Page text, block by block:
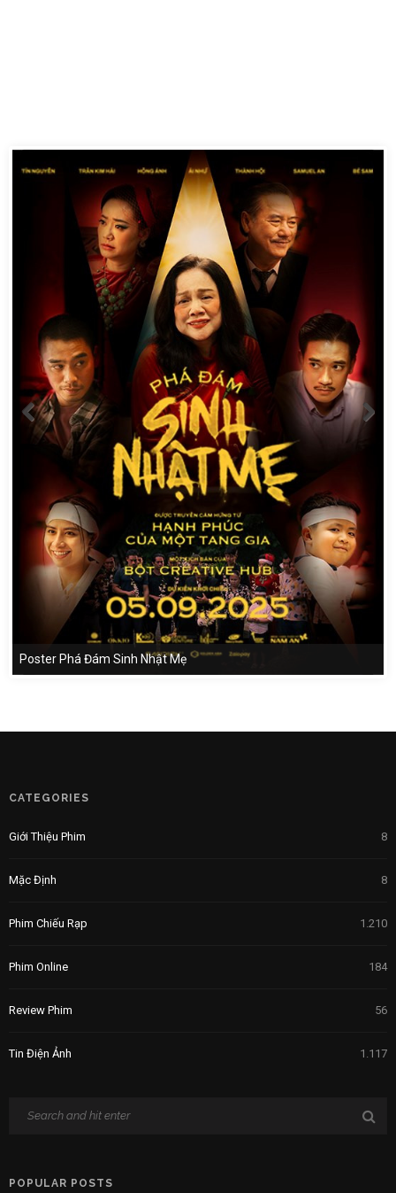
Poster Phá Đám Sinh Nhật Mẹ
CATEGORIES
Giới Thiệu Phim 8
Mặc Định 8
Phim Chiếu Rạp 1.210
Phim Online 184
Review Phim 56
Tin Điện Ảnh 1.117
POPULAR POSTS